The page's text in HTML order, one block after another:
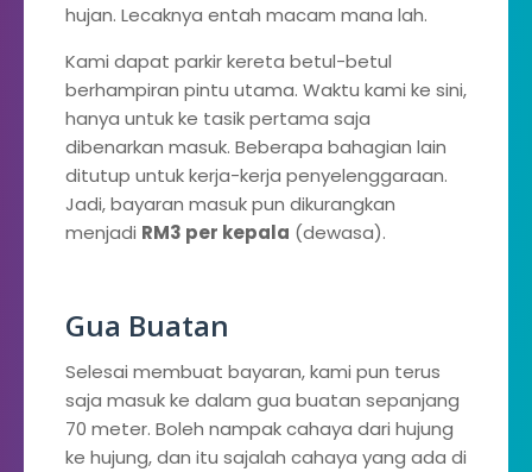
hujan. Lecaknya entah macam mana lah.
Kami dapat parkir kereta betul-betul
berhampiran pintu utama. Waktu kami ke sini,
hanya untuk ke tasik pertama saja
dibenarkan masuk. Beberapa bahagian lain
ditutup untuk kerja-kerja penyelenggaraan.
Jadi, bayaran masuk pun dikurangkan
menjadi RM3 per kepala (dewasa).
Gua Buatan
Selesai membuat bayaran, kami pun terus
saja masuk ke dalam gua buatan sepanjang
70 meter. Boleh nampak cahaya dari hujung
ke hujung, dan itu sajalah cahaya yang ada di